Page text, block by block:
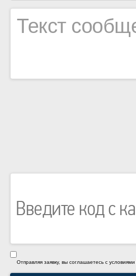
Отправляя заявку, вы соглашаетесь с условиями